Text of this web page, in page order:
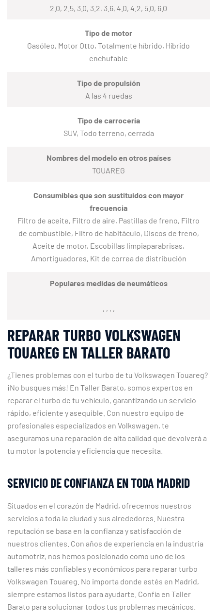
2.0, 2.5, 3.0, 3.2, 3.6, 4.0, 4.2, 5.0, 6.0
Tipo de motor
Gasóleo, Motor Otto, Totalmente híbrido, Híbrido
enchufable
Tipo de propulsión
A las 4 ruedas
Tipo de carrocería
SUV, Todo terreno, cerrada
Nombres del modelo en otros países
TOUAREG
Consumibles que son sustituidos con mayor
frecuencia
Filtro de aceite, Filtro de aire, Pastillas de freno, Filtro
de combustible, Filtro de habitáculo, Discos de freno,
Aceite de motor, Escobillas limpiaparabrisas,
Amortiguadores, Kit de correa de distribución
Populares medidas de neumáticos
, , , ,
REPARAR TURBO VOLKSWAGEN
TOUAREG EN TALLER BARATO
¿Tienes problemas con el turbo de tu Volkswagen Touareg?
¡No busques más! En Taller Barato, somos expertos en
reparar el turbo de tu vehículo, garantizando un servicio
rápido, eficiente y asequible. Con nuestro equipo de
profesionales especializados en Volkswagen, te
aseguramos una reparación de alta calidad que devolverá a
tu motor la potencia y eficiencia que necesita.
SERVICIO DE CONFIANZA EN TODA MADRID
Situados en el corazón de Madrid, ofrecemos nuestros
servicios a toda la ciudad y sus alrededores. Nuestra
reputación se basa en la confianza y satisfacción de
nuestros clientes. Con años de experiencia en la industria
automotriz, nos hemos posicionado como uno de los
talleres más confiables y económicos para reparar turbo
Volkswagen Touareg. No importa donde estés en Madrid,
siempre estamos listos para ayudarte. Confía en Taller
Barato para solucionar todos tus problemas mecánicos.